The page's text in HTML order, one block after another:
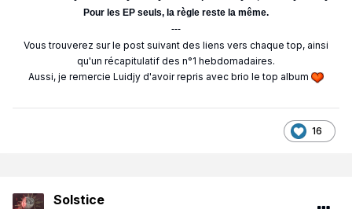
Pour les EP seuls, la règle reste la même.
---
Vous trouverez sur le post suivant des liens vers chaque top, ainsi
qu'un récapitulatif des n°1 hebdomadaires.
Aussi, je remercie Luidjy d'avoir repris avec brio le top album
16
Solstice